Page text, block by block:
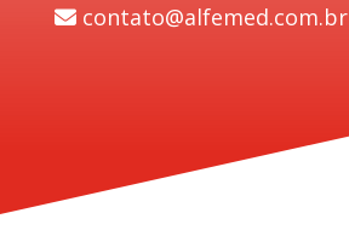
contato@alfemed.com.br